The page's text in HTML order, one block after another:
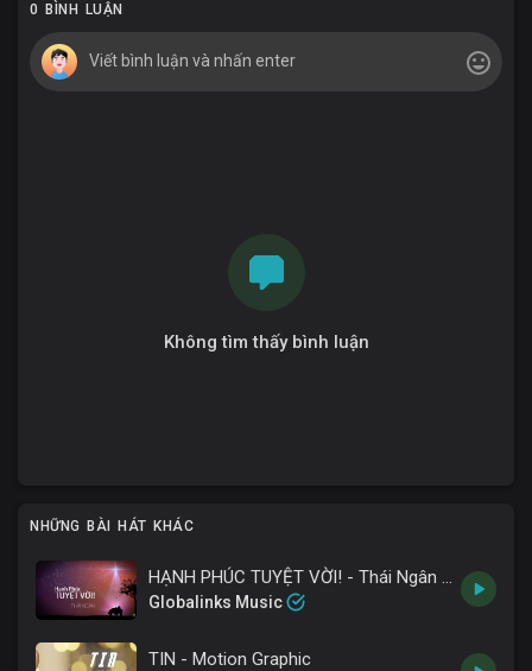
0 BÌNH LUẬN
Không tìm thấy bình luận
NHỮNG BÀI HÁT KHÁC
HẠNH PHÚC TUYỆT VỜI! - Thái Ngân [Motion Graphic]
Globalinks Music
TIN - Motion Graphic